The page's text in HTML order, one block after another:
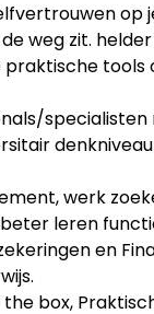
op
weg zit.
tools
werk
leren
en
box,